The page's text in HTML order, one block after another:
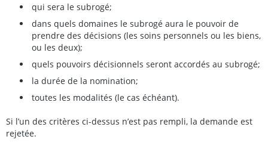
qui sera le subrogé;
dans quels domaines le subrogé aura le pouvoir de
prendre des décisions (les soins personnels ou les biens,
ou les deux);
quels pouvoirs décisionnels seront accordés au subrogé;
la durée de la nomination;
toutes les modalités (le cas échéant).
Si l’un des critères ci-dessus n’est pas rempli, la demande est
rejetée.